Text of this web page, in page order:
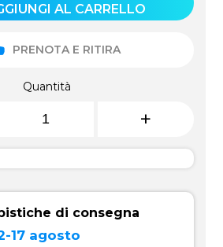
AL CARRELLO
PRENOTA E RITIRA
Quantità
+
di consegna
17 agosto